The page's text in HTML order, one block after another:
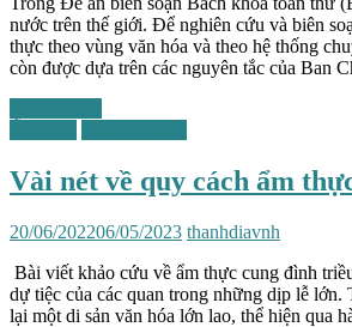
nước trên thế giới. Để nghiên cứu và biên
thực theo vùng văn hóa và theo hệ thống
còn được dựa trên các nguyên tắc của Ban
Vài nét về quy cách ẩm
20/06/202206/05/2023 thanhdiavnh
Bài viết khảo cứu về ẩm thực cung đình
dự tiệc của các quan trong những dịp lễ
lại một di sản văn hóa lớn lao, thể hiện qua